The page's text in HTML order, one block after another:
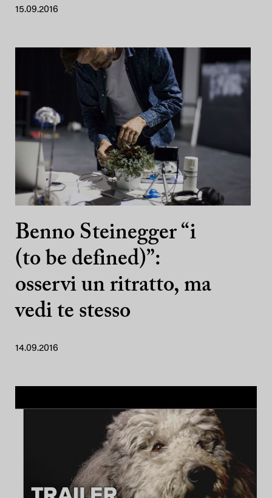
15.09.2016
Benno Steinegger “i
(to be defined)”:
osservi un ritratto, ma
vedi te stesso
14.09.2016